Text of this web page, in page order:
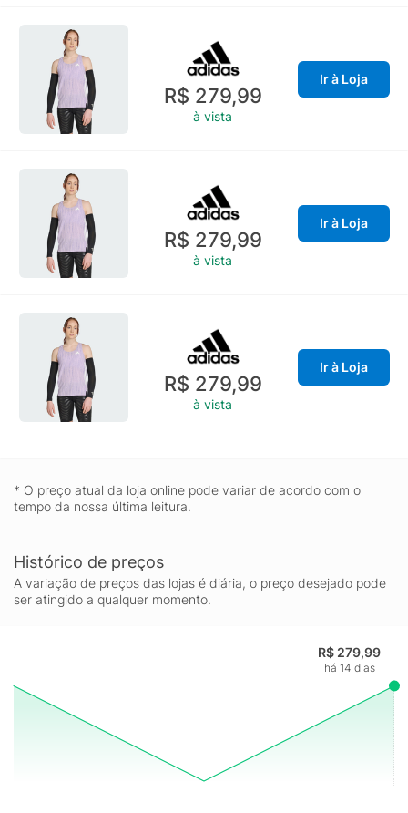
R$ 279,99
à vista
Ir à Loja
R$ 279,99
à vista
Ir à Loja
R$ 279,99
à vista
Ir à Loja
* O preço atual da loja online pode variar de acordo com o
tempo da nossa última leitura.
Histórico de preços
A variação de preços das lojas é diária, o preço desejado pode
ser atingido a qualquer momento.
R$ 279,99
há 14 dias